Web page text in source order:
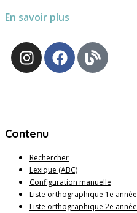
En savoir plus
Contenu
Rechercher
Lexique (ABC)
Configuration manuelle
Liste orthographique 1e année
Liste orthographique 2e année